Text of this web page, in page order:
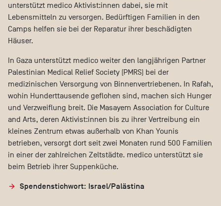
unterstützt medico Aktivist:innen dabei, sie mit
Lebensmitteln zu versorgen. Bedürftigen Familien in den
Camps helfen sie bei der Reparatur ihrer beschädigten
Häuser.
In Gaza unterstützt medico weiter den langjährigen Partner
Palestinian Medical Relief Society (PMRS) bei der
medizinischen Versorgung von Binnenvertriebenen. In Rafah,
wohin Hunderttausende geflohen sind, machen sich Hunger
und Verzweiflung breit. Die Masayem Association for Culture
and Arts, deren Aktivist:innen bis zu ihrer Vertreibung ein
kleines Zentrum etwas außerhalb von Khan Younis
betrieben, versorgt dort seit zwei Monaten rund 500 Familien
in einer der zahlreichen Zeltstädte. medico unterstützt sie
beim Betrieb ihrer Suppenküche.
Spendenstichwort: Israel/Palästina